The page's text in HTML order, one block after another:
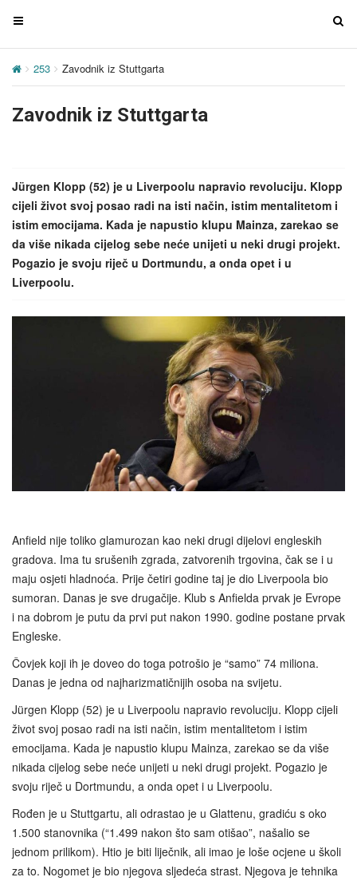
T
g
e
i
g
a
t
i
o
T
i
g
a
t
253 Zavodnik iz Stuttgarta
Zavodnik iz Stuttgarta
Jürgen Klopp (52) je u Liverpoolu napravio revoluciju. Klopp
cijeli život svoj posao radi na isti način, istim mentalitetom i
istim emocijama. Kada je napustio klupu Mainza, zarekao se
da više nikada cijelog sebe neće unijeti u neki drugi projekt.
Pogazio je svoju riječ u Dortmundu, a onda opet i u
Liverpoolu.
Anfield nije toliko glamurozan kao neki drugi dijelovi engleskih
gradova. Ima tu srušenih zgrada, zatvorenih trgovina, čak se i u
maju osjeti hladnoća. Prije četiri godine taj je dio Liverpoola bio
sumoran. Danas je sve drugačije. Klub s Anfielda prvak je Evrope
i na dobrom je putu da prvi put nakon 1990. godine postane prvak
Engleske.
Čovjek koji ih je doveo do toga potrošio je “samo” 74 miliona.
Danas je jedna od najharizmatičnijih osoba na svijetu.
Jürgen Klopp (52) je u Liverpoolu napravio revoluciju. Klopp cijeli
život svoj posao radi na isti način, istim mentalitetom i istim
emocijama. Kada je napustio klupu Mainza, zarekao se da više
nikada cijelog sebe neće unijeti u neki drugi projekt. Pogazio je
svoju riječ u Dortmundu, a onda opet i u Liverpoolu.
Rođen je u Stuttgartu, ali odrastao je u Glattenu, gradiću s oko
1.500 stanovnika (“1.499 nakon što sam otišao”, našalio se
jednom prilikom). Htio je biti liječnik, ali imao je loše ocjene u školi
za to. Nogomet je bio njegova sljedeća strast. Njegova je tehnika